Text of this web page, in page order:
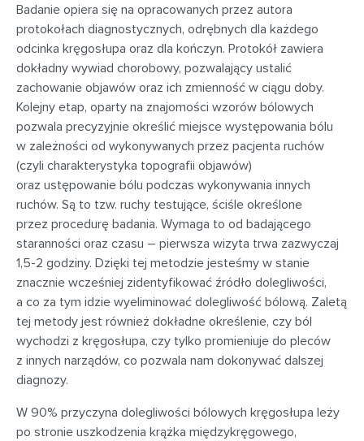
Badanie opiera się na opracowanych przez autora
protokołach diagnostycznych, odrębnych dla każdego
odcinka kręgosłupa oraz dla kończyn. Protokół zawiera
dokładny wywiad chorobowy, pozwalający ustalić
zachowanie objawów oraz ich zmienność w ciągu doby.
Kolejny etap, oparty na znajomości wzorów bólowych
pozwala precyzyjnie określić miejsce występowania bólu
w zależności od wykonywanych przez pacjenta ruchów
(czyli charakterystyka topografii objawów)
oraz ustępowanie bólu podczas wykonywania innych
ruchów. Są to tzw. ruchy testujące, ściśle określone
przez procedurę badania. Wymaga to od badającego
staranności oraz czasu – pierwsza wizyta trwa zazwyczaj
1,5-2 godziny. Dzięki tej metodzie jesteśmy w stanie
znacznie wcześniej zidentyfikować źródło dolegliwości,
a co za tym idzie wyeliminować dolegliwość bólową. Zaletą
tej metody jest również dokładne określenie, czy ból
wychodzi z kręgosłupa, czy tylko promieniuje do pleców
z innych narządów, co pozwala nam dokonywać dalszej
diagnozy.
W 90% przyczyna dolegliwości bólowych kręgosłupa leży
po stronie uszkodzenia krążka międzykręgowego,